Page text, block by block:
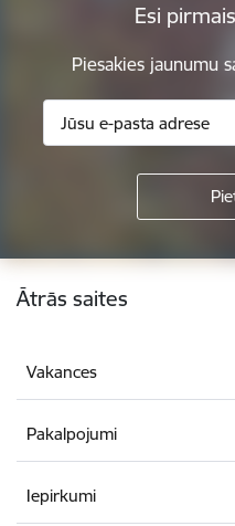
Esi
Piesakies jaunumu
Kājene
Ātrās saites
Vakances
Pakalpojumi
Iepirkumi